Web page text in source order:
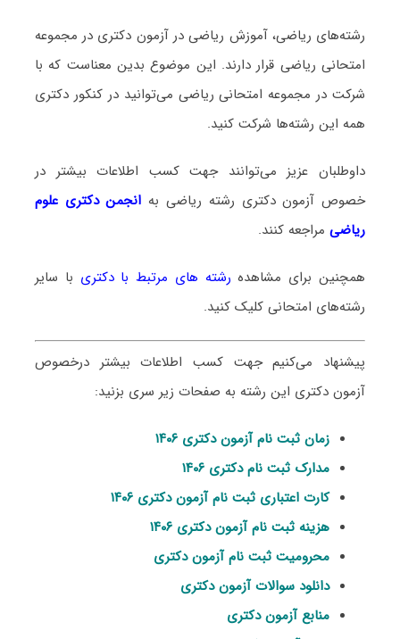
رشته‌های ریاضی، آموزش ریاضی در آزمون دکتری در مجموعه
امتحانی ریاضی قرار دارند. این موضوع بدین معناست که با
شرکت در مجموعه امتحانی ریاضی می‌توانید در کنکور دکتری
همه این رشته‌ها شرکت کنید.
داوطلبان عزیز می‌توانند جهت کسب اطلاعات بیشتر در
خصوص آزمون دکتری رشته ریاضی به انجمن دکتری علوم
ریاضی مراجعه کنند.
همچنین برای مشاهده رشته های مرتبط با دکتری با سایر
رشته‌های امتحانی کلیک کنید.
پیشنهاد می‌کنیم جهت کسب اطلاعات بیشتر درخصوص
آزمون دکتری این رشته به صفحات زیر سری بزنید:
زمان ثبت نام آزمون دکتری ۱۴۰۶
مدارک ثبت نام دکتری ۱۴۰۶
کارت اعتباری ثبت نام آزمون دکتری ۱۴۰۶
هزینه ثبت نام آزمون دکتری ۱۴۰۶
محرومیت ثبت نام آزمون دکتری
دانلود سوالات آزمون دکتری
منابع آزمون دکتری